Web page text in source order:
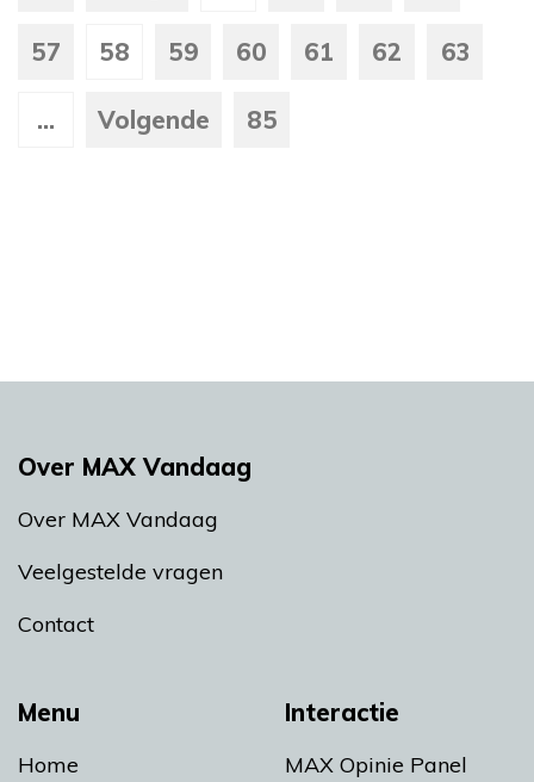
57 58 59 60 61 62 63
... Volgende 85
Menu
Home
Interactie
MAX Opinie Panel
Over MAX Vandaag
Over MAX Vandaag
Veelgestelde vragen
Contact